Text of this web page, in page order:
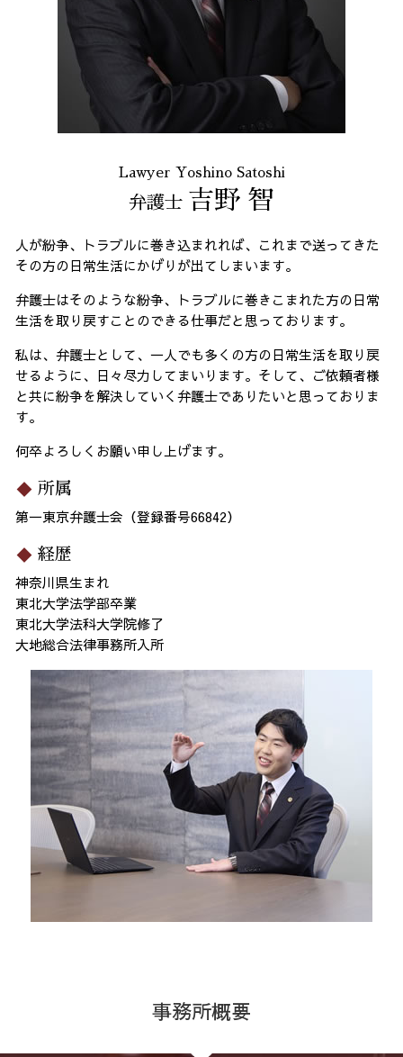
Lawyer Yoshino Satoshi
弁護士 吉野 智
人が紛争、トラブルに巻き込まれれば、これまで送ってきた
その方の日常生活にかげりが出てしまいます。
弁護士はそのような紛争、トラブルに巻きこまれた方の日常
生活を取り戻すことのできる仕事だと思っております。
私は、弁護士として、一人でも多くの方の日常生活を取り戻
せるように、日々尽力してまいります。そして、ご依頼者様
と共に紛争を解決していく弁護士でありたいと思っておりま
す。
何卒よろしくお願い申し上げます。
所属
第一東京弁護士会（登録番号66842）
経歴
神奈川県生まれ
東北大学法学部卒業
東北大学法科大学院修了
大地総合法律事務所入所
事務所概要